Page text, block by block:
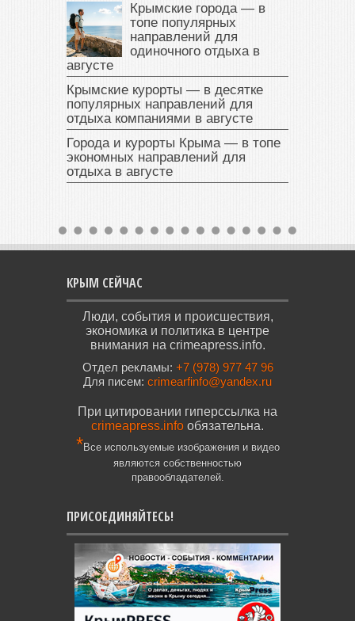
Крымские города — в
топе популярных
направлений для
одиночного отдыха в
августе
Крымские курорты — в десятке
популярных направлений для
отдыха компаниями в августе
Города и курорты Крыма — в топе
экономных направлений для
отдыха в августе
КРЫМ СЕЙЧАС
Люди, события и происшествия,
экономика и политика в центре
внимания на crimeapress.info.
Отдел рекламы: +7 (978) 977 47 96
Для писем: crimearfinfo@yandex.ru
При цитировании гиперссылка на
crimeapress.info обязательна.
*Все используемые изображения и видео
являются собственностью
правообладателей.
ПРИСОЕДИНЯЙТЕСЬ!